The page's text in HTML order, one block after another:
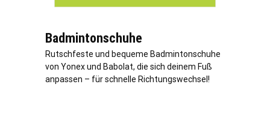
Badmintonschuhe
Rutschfeste und bequeme Badmintonschuhe
von Yonex und Babolat, die sich deinem Fuß
anpassen – für schnelle Richtungswechsel!